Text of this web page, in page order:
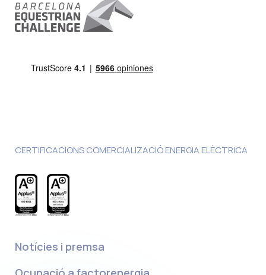
CERTIFICACIONS COMERCIALIZACIÓ ENERGIA ELÈCTRICA
Notícies i premsa